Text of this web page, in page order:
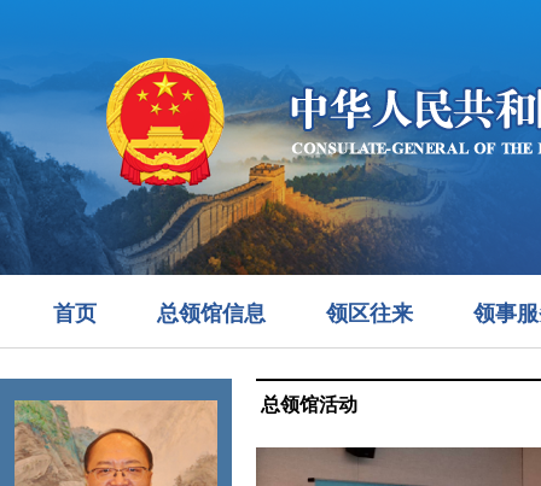
首页 总领馆信息 领区往来 领事
总领馆活动